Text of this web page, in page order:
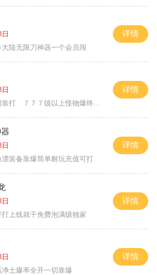
日
大陆无限刀神器一个会员闯
详情
日
打 ７７７级以上怪物爆终极
详情
日
漂装备靠爆简单耐玩充值可打
详情
日
打上线就干免费泡满级独家
详情
日
土爆率全开一切靠爆
详情